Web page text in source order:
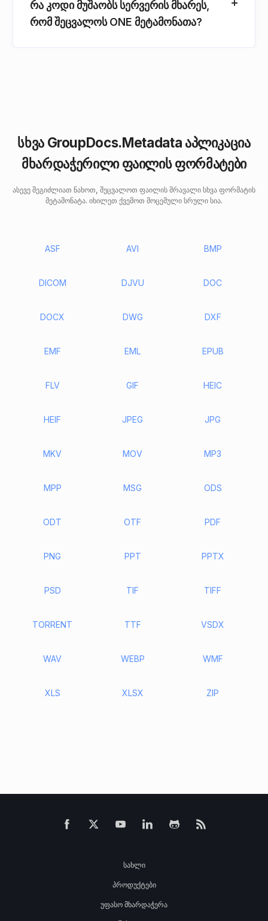
რა კოდი მუშაობს სერვერის მხარეს,
რომ შეცვალოს ONE მეტამონათა?
სხვა GroupDocs.Metadata აპლიკაცია
მხარდაჭერილი ფაილის ფორმატები
ასევე შეგიძლიათ ნახოთ, შეცვალოთ ფაილის მრავალი სხვა ფორმატის
მეტამონატა. იხილეთ ქვემოთ მოცემული სრული სია.
ASF AVI BMP
DICOM DJVU DOC
DOCX DWG DXF
EMF EML EPUB
FLV GIF HEIC
HEIF JPEG JPG
MKV MOV MP3
MPP MSG ODS
ODT OTF PDF
PNG PPT PPTX
PSD TIF TIFF
TORRENT TTF VSDX
WAV WEBP WMF
XLS XLSX ZIP
სახლი
პროდუქტები
უფასო მხარდაჭერა